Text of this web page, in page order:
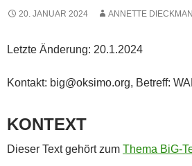
20. JANUAR 2024 ANNETTE
Letzte Änderung: 20.1.2024
Kontakt: big@oksimo.org, Betreff:
KONTEXT
Dieser Text gehört zum Thema BiG-